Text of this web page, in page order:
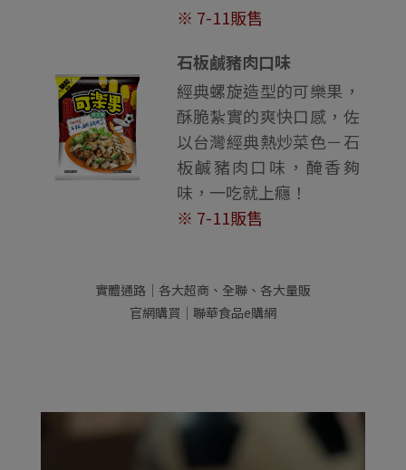
※ 7-11販售
石板鹹豬肉口味
經典螺旋造型的可樂果，
酥脆紮實的爽快口感，佐
以台灣經典熱炒菜色－石
板鹹豬肉口味，醃香夠
味，一吃就上癮！
※ 7-11販售
實體通路｜各大超商、全聯、各大量販
官網購買｜聯華食品e購網